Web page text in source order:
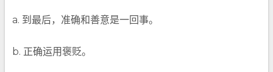
a. 到最后，准确和善意是一回事。
b. 正确运用褒贬。